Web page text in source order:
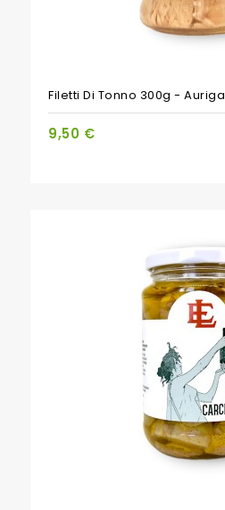
Filetti Di Tonno 300g - Auriga
9,50 €